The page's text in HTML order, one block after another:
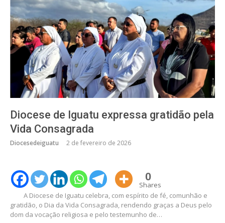
Diocese de Iguatu expressa gratidão pela
Vida Consagrada
Diocesedeiguatu 2 de fevereiro de 2026
0
Shares
A Diocese de Iguatu celebra, com espírito de fé, comunhão e
gratidão, o Dia da Vida Consagrada, rendendo graças a Deus pelo
dom da vocação religiosa e pelo testemunho de…